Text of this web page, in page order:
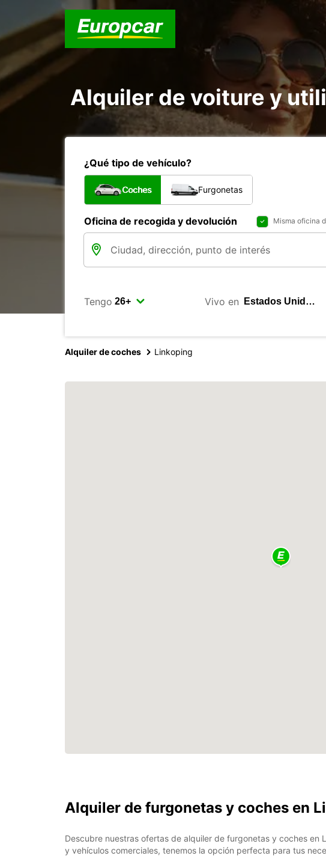
Alquiler de voiture y
¿Qué tipo de vehículo?
Coches Furgonetas
Oficina de recogida y devolución Misma oficina
Tengo Vivo en
Alquiler de coches Linkoping
Alquiler de furgonetas y coches en
Descubre nuestras ofertas de alquiler de furgonetas y coches
y vehículos comerciales, tenemos la opción perfecta para tus